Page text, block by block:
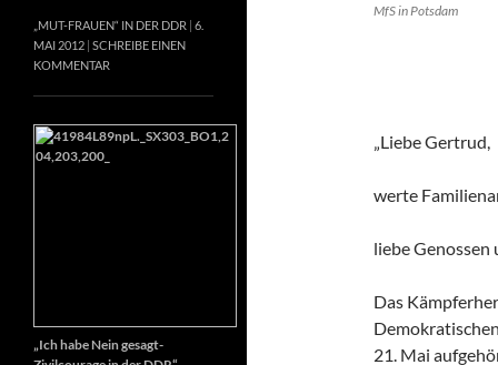
MfS in Potsdam
„Liebe Gertrud,
werte
liebe Genossen
Das
21. Mai
„MUT-FRAUEN“ IN DER DDR 6.
MAI 2012 SCHREIBE EINEN
KOMMENTAR
„Ich habe Nein gesagt-